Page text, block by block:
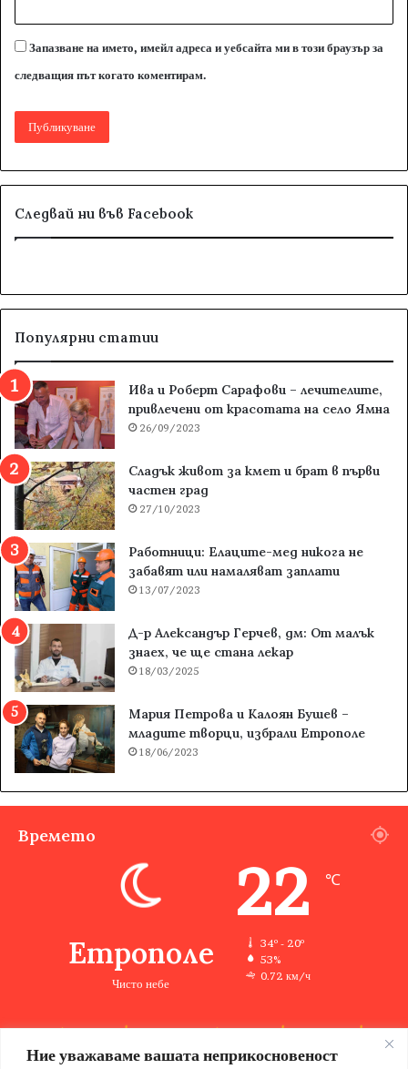
Ние уважаваме вашата неприкосновеност
Запазване на името, имейл адреса и уебсайта ми в този браузър за
следващия път когато коментирам.
Следвай ни във Facebook
Популярни статии
Ива и Роберт Сарафови – лечителите,
привлечени от красотата на село Ямна
26/09/2023
Сладък живот за кмет и брат в първи
частен град
27/10/2023
Работници: Елаците-мед никога не
забавят или намаляват заплати
13/07/2023
Д-р Александър Герчев, дм: От малък
знаех, че ще стана лекар
18/03/2025
Мария Петрова и Калоян Бушев –
младите творци, избрали Етрополе
18/06/2023
Времето
Етрополе
Чисто небе
22 ℃
34º - 20º
53%
0.72 км/ч
34 ℃ 33 ℃ 33 ℃ 35 ℃